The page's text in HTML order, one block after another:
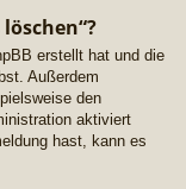
erstellt hat und die
Außerdem
den
aktiviert
hast, kann es